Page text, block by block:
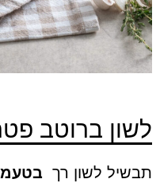
לשון ברוטב
תבשיל לשון רך